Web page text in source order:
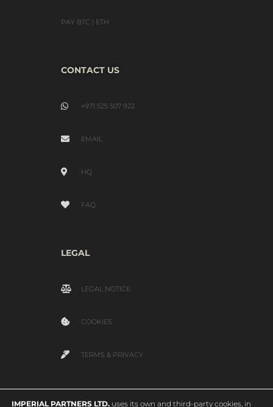
PAY BTC | ETH
CONTACT US
+971 525 507 922
EMAIL
HQ
FAQ
LEGAL
LEGAL NOTICE
COOKIES
TERMS & PRIVACY
IMPERIAL PARTNERS LTD. uses its own and third-party cookies, in